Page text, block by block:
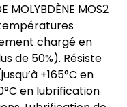
MOLYBDÈNE MOS2
chargé en
de 50%). Résiste
+165°C en
en lubrification